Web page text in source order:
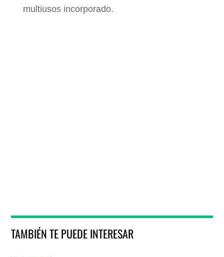
multiusos incorporado.
TAMBIÉN TE PUEDE INTERESAR